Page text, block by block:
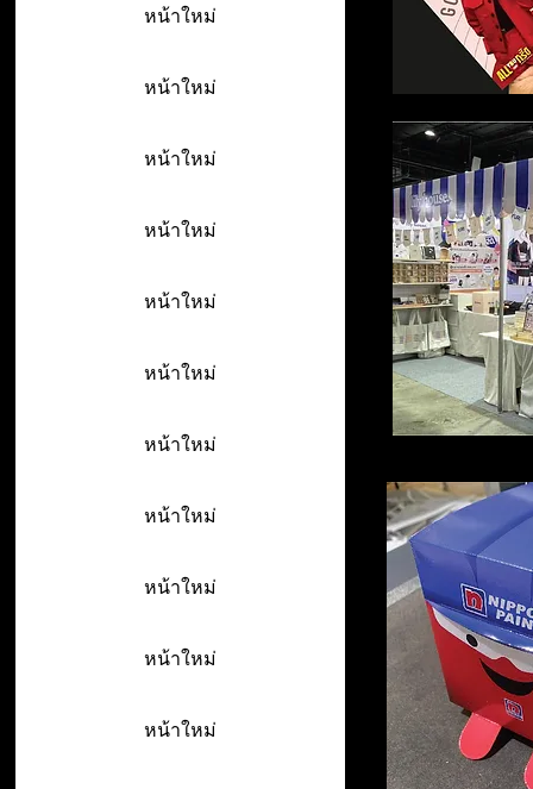
หน้าใหม่
หน้าใหม่
หน้าใหม่
หน้าใหม่
หน้าใหม่
หน้าใหม่
หน้าใหม่
หน้าใหม่
หน้าใหม่
หน้าใหม่
หน้าใหม่